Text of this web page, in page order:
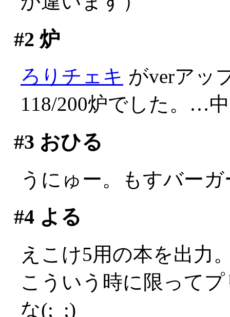
#2 炉
ろりチェキ がverアッ
118/200炉でした。…
#3 おひる
うにゅー。もすバーガ
#4よる
えこけ5用の本を出力
こういう時に限って
な(;_;)